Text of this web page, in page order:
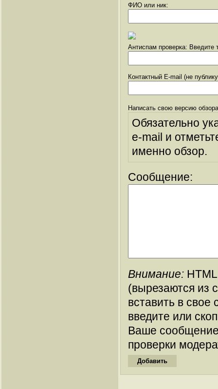
ФИО или ник:
Антиспам проверка: Введите
Контактный E-mail (не
Написать свою версию
Обязательно
e-mail и
именно обзор.
Сообщение:
Внимание:
(вырезаются из
вставить в
введите или
Ваше
проверки